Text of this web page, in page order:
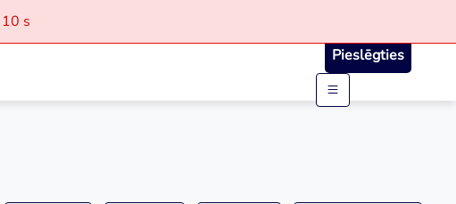
10 s
Pieslēgties